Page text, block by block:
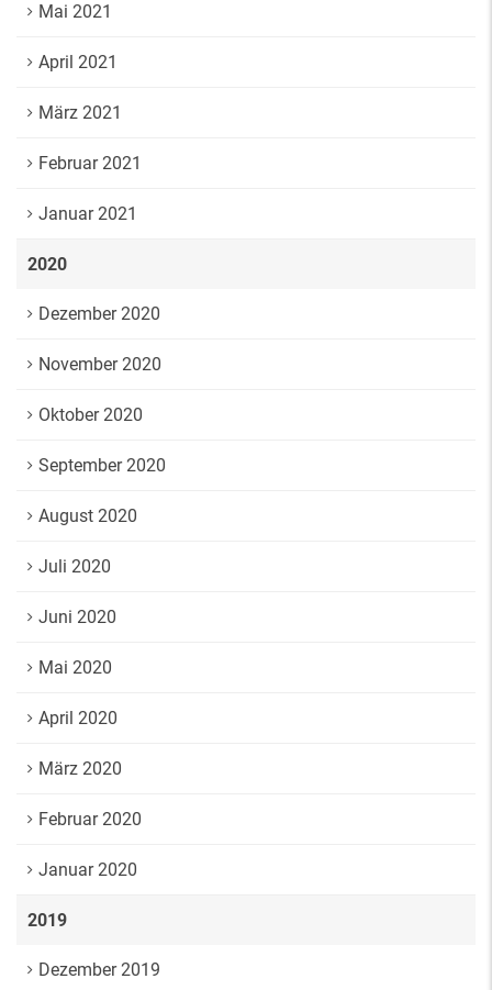
Mai 2021
April 2021
März 2021
Februar 2021
Januar 2021
2020
Dezember 2020
November 2020
Oktober 2020
September 2020
August 2020
Juli 2020
Juni 2020
Mai 2020
April 2020
März 2020
Februar 2020
Januar 2020
2019
Dezember 2019